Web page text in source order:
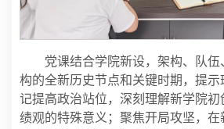
党课结合学院新设，架构、队
构的全新历史节点和关键时期，提示
记提高政治站位，深刻理解新学院
绩观的特殊意义；聚焦开局攻坚，在